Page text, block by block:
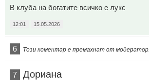
В клуба на богатите всичко е лукс
12:01 15.05.2026
6 Този коментар е премахнат от модератор.
7 Дориана